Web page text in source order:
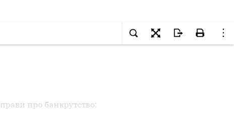
про банкрутство: